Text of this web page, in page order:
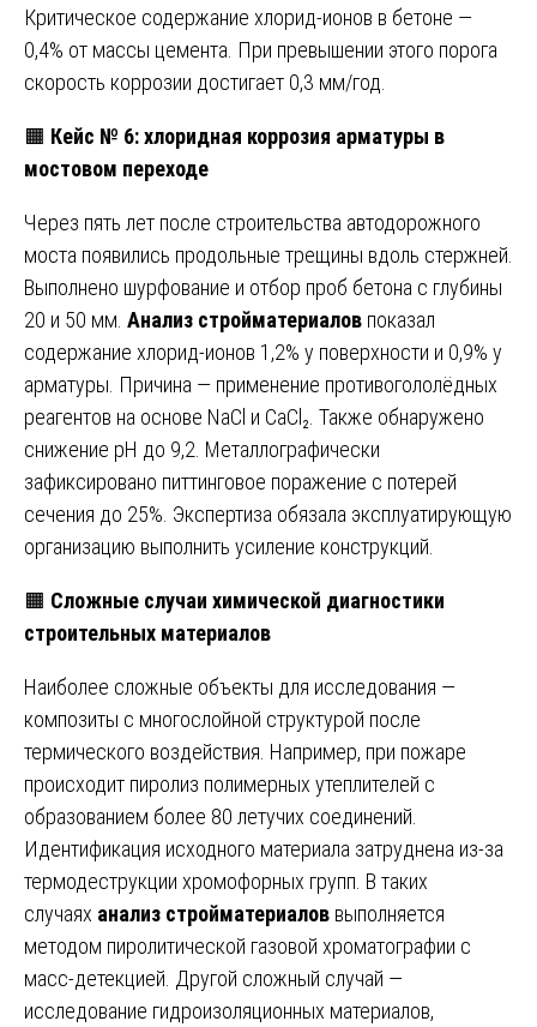
Критическое содержание хлорид-ионов в бетоне —
0,4% от массы цемента. При превышении этого порога
скорость коррозии достигает 0,3 мм/год.
🟧 Кейс № 6: хлоридная коррозия арматуры в
мостовом переходе
Через пять лет после строительства автодорожного
моста появились продольные трещины вдоль стержней.
Выполнено шурфование и отбор проб бетона с глубины
20 и 50 мм. Анализ стройматериалов показал
содержание хлорид-ионов 1,2% у поверхности и 0,9% у
арматуры. Причина — применение противогололёдных
реагентов на основе NaCl и CaCl₂. Также обнаружено
снижение pH до 9,2. Металлографически
зафиксировано питтинговое поражение с потерей
сечения до 25%. Экспертиза обязала эксплуатирующую
организацию выполнить усиление конструкций.
🟧 Сложные случаи химической диагностики
строительных материалов
Наиболее сложные объекты для исследования —
композиты с многослойной структурой после
термического воздействия. Например, при пожаре
происходит пиролиз полимерных утеплителей с
образованием более 80 летучих соединений.
Идентификация исходного материала затруднена из-за
термодеструкции хромофорных групп. В таких
случаях анализ стройматериалов выполняется
методом пиролитической газовой хроматографии с
масс-детекцией. Другой сложный случай —
исследование гидроизоляционных материалов,